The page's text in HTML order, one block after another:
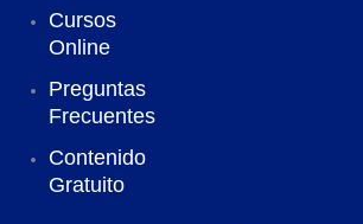
Cursos
Online
Preguntas
Frecuentes
Contenido
Gratuito